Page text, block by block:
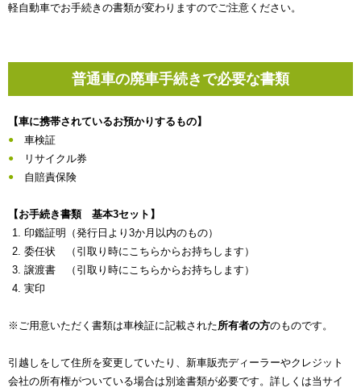
軽自動車でお手続きの書類が変わりますのでご注意ください。
普通車の廃車手続きで必要な書類
【車に携帯されているお預かりするもの】
車検証
リサイクル券
自賠責保険
【お手続き書類 基本3セット】
印鑑証明（発行日より3か月以内のもの）
委任状 （引取り時にこちらからお持ちします）
譲渡書 （引取り時にこちらからお持ちします）
実印
※ご用意いただく書類は車検証に記載された所有者の方のものです。
引越しをして住所を変更していたり、新車販売ディーラーやクレジット
会社の所有権がついている場合は別途書類が必要です。詳しくは当サイ